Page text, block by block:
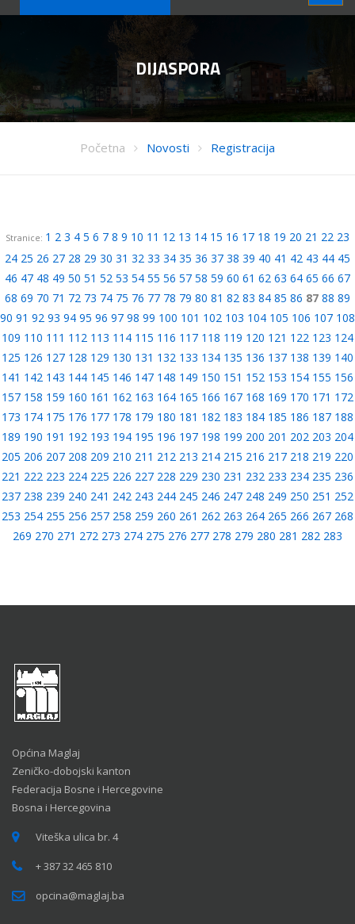
DIJASPORA
Početna Novosti Registracija
Stranice: 1 2 3 4 5 6 7 8 9 10 11 12 13 14 15 16 17 18 19 20 21 22 23
24 25 26 27 28 29 30 31 32 33 34 35 36 37 38 39 40 41 42 43 44 45
46 47 48 49 50 51 52 53 54 55 56 57 58 59 60 61 62 63 64 65 66 67
68 69 70 71 72 73 74 75 76 77 78 79 80 81 82 83 84 85 86 87 88 89
90 91 92 93 94 95 96 97 98 99 100 101 102 103 104 105 106 107 108
109 110 111 112 113 114 115 116 117 118 119 120 121 122 123 124
125 126 127 128 129 130 131 132 133 134 135 136 137 138 139 140
141 142 143 144 145 146 147 148 149 150 151 152 153 154 155 156
157 158 159 160 161 162 163 164 165 166 167 168 169 170 171 172
173 174 175 176 177 178 179 180 181 182 183 184 185 186 187 188
189 190 191 192 193 194 195 196 197 198 199 200 201 202 203 204
205 206 207 208 209 210 211 212 213 214 215 216 217 218 219 220
221 222 223 224 225 226 227 228 229 230 231 232 233 234 235 236
237 238 239 240 241 242 243 244 245 246 247 248 249 250 251 252
253 254 255 256 257 258 259 260 261 262 263 264 265 266 267 268
269 270 271 272 273 274 275 276 277 278 279 280 281 282 283
Općina Maglaj
Zeničko-dobojski kanton
Federacija Bosne i Hercegovine
Bosna i Hercegovina
Viteška ulica br. 4
+ 387 32 465 810
opcina@maglaj.ba